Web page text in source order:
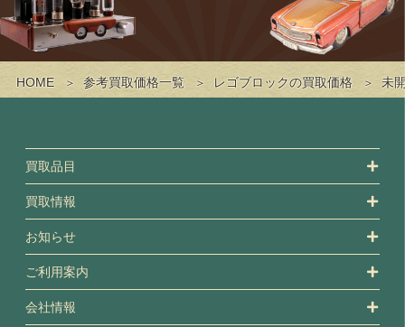
HOME 参考買取価格一覧 レゴブロックの買取価格 未
買取品目
買取情報
お知らせ
ご利用案内
会社情報